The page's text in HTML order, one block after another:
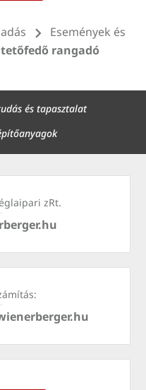
Események és
rangadó
és tapasztalat
zRt.